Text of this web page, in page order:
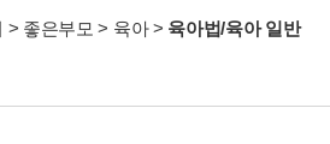
> 좋은부모 > 육아> 육아법/육아 일반